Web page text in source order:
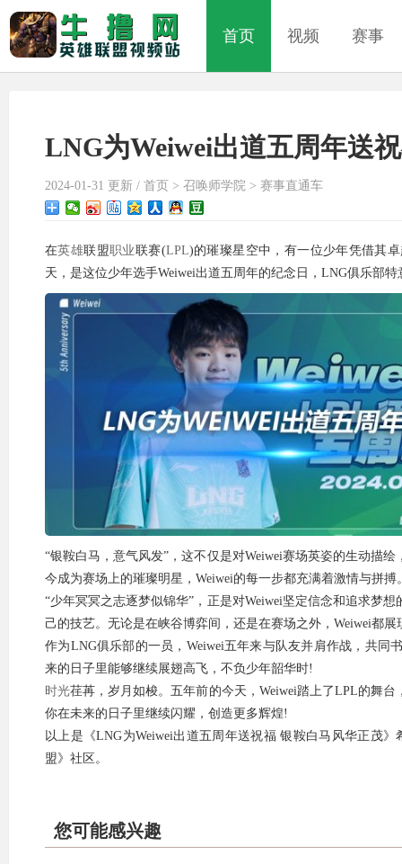
首页 视频 赛事
LNG为Weiwei出道五周年送
2024-01-31 更新 / 首页 > 召唤师学院 > 赛事直通车
在英雄联盟职业联赛(LPL)的璀璨星空中，有一位少年凭借其
天，是这位少年选手Weiwei出道五周年的纪念日，LNG俱乐部
“银鞍白马，意气风发”，这不仅是对Weiwei赛场英姿的生动描
今成为赛场上的璀璨明星，Weiwei的每一步都充满着激情与拼搏
“少年冥冥之志逐梦似锦华”，正是对Weiwei坚定信念和追求梦
己的技艺。无论是在峡谷博弈间，还是在赛场之外，Weiwei都
作为LNG俱乐部的一员，Weiwei五年来与队友并肩作战，共同
来的日子里能够继续展翅高飞，不负少年韶华时!
时光荏苒，岁月如梭。五年前的今天，Weiwei踏上了LPL的舞
你在未来的日子里继续闪耀，创造更多辉煌!
以上是《LNG为Weiwei出道五周年送祝福 银鞍白马风华正茂
盟》社区。
您可能感兴趣